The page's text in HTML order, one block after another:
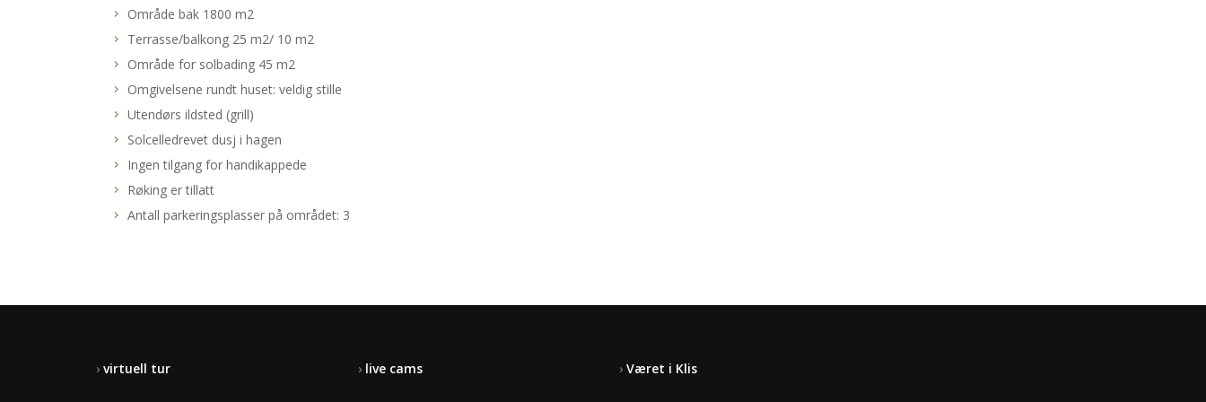
Område bak 1800 m2
Terrasse/balkong 25 m2/ 10 m2
Område for solbading 45 m2
Omgivelsene rundt huset: veldig stille
Utendørs ildsted (grill)
Solcelledrevet dusj i hagen
Ingen tilgang for handikappede
Røking er tillatt
Antall parkeringsplasser på området: 3
› virtuell tur › live cams ›Været i Klis